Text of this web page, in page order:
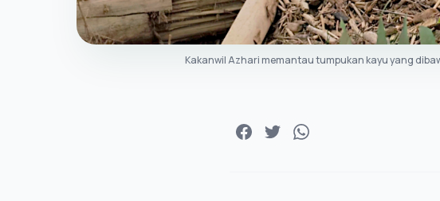
Kakanwil Azhari memantau tumpukan kayu yang